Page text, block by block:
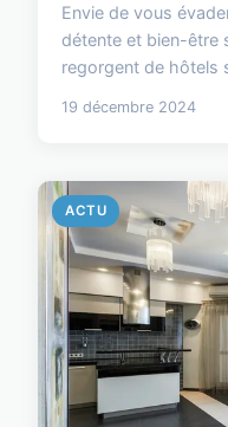
Envie de vous
détente et bien-être
regorgent de hôtels
19 décembre 2024
ACTU